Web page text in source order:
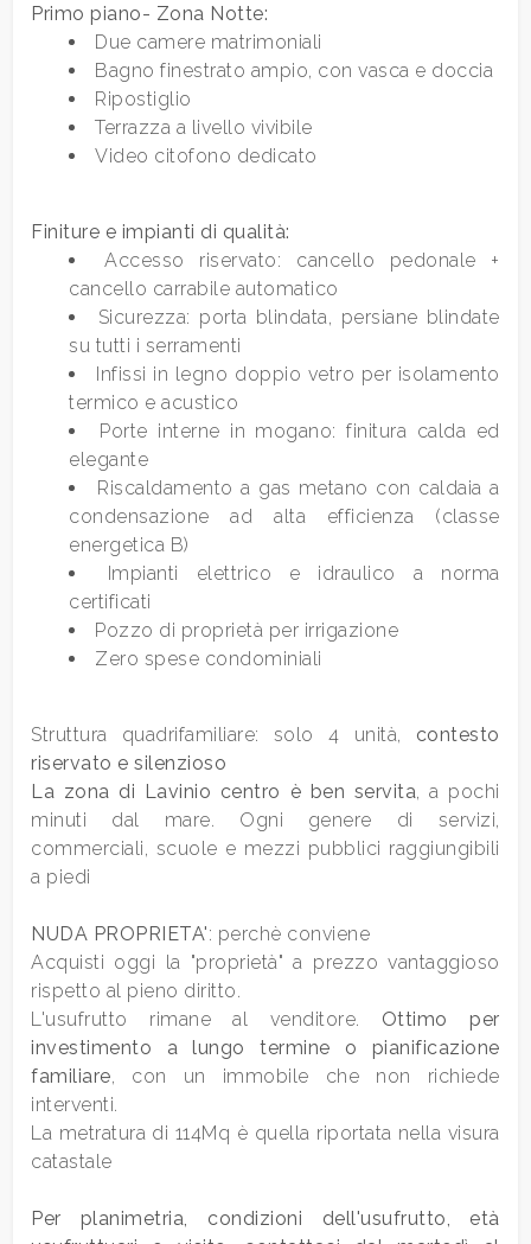
Primo piano- Zona Notte:
Due camere matrimoniali
Bagno finestrato ampio, con vasca e doccia
Ripostiglio
Terrazza a livello vivibile
Video citofono dedicato
Finiture e impianti di qualità:
Accesso riservato: cancello pedonale +
cancello carrabile automatico
Sicurezza: porta blindata, persiane blindate
su tutti i serramenti
Infissi in legno doppio vetro per isolamento
termico e acustico
Porte interne in mogano: finitura calda ed
elegante
Riscaldamento a gas metano con caldaia a
condensazione ad alta efficienza (classe
energetica B)
Impianti elettrico e idraulico a norma
certificati
Pozzo di proprietà per irrigazione
Zero spese condominiali
Struttura quadrifamiliare: solo 4 unità, contesto
riservato e silenzioso
La zona di Lavinio centro è ben servita, a pochi
minuti dal mare. Ogni genere di servizi,
commerciali, scuole e mezzi pubblici raggiungibili
a piedi
NUDA PROPRIETA': perchè conviene
Acquisti oggi la "proprietà" a prezzo vantaggioso
rispetto al pieno diritto.
L'usufrutto rimane al venditore. Ottimo per
investimento a lungo termine o pianificazione
familiare, con un immobile che non richiede
interventi.
La metratura di 114Mq è quella riportata nella visura
catastale
Per planimetria, condizioni dell'usufrutto, età
minimi
Qualsiasi
Camere
minime
1
2
3
4